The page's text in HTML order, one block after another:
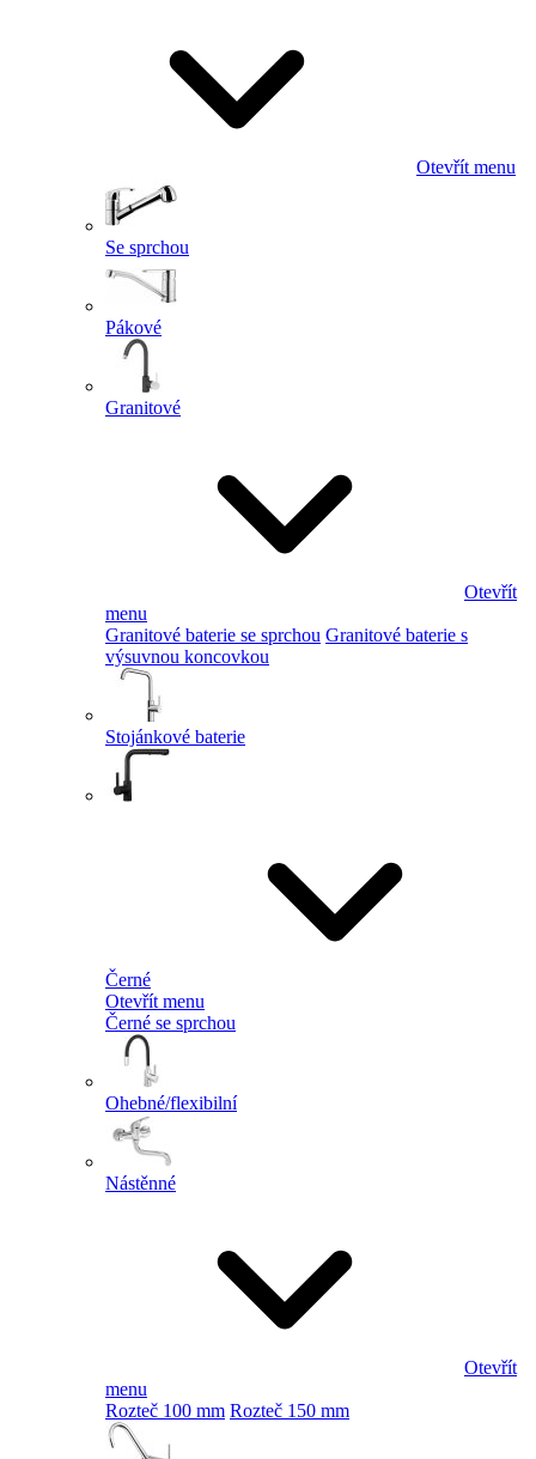
Otevřít menu
Se sprchou
Pákové
Granitové
Otevřít
menu
Granitové baterie se sprchou Granitové baterie s
výsuvnou koncovkou
Stojánkové baterie
Černé
Otevřít menu
Černé se sprchou
Ohebné/flexibilní
Nástěnné
Otevřít
menu
Rozteč 100 mm Rozteč 150 mm